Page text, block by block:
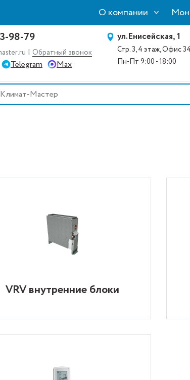
О компании
98-79
| Обратный звонок
Telegram Max
ул.Енисейская, 1
Стр. 3, 4 этаж, Офис
Пн-Пт 9:00 - 18:00
VRV внутренние блоки